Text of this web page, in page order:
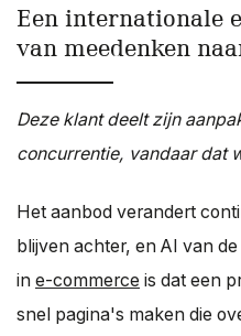
Een internationale
van meedenken
Deze klant deelt zijn
concurrentie, vandaar dat
Het aanbod verandert
blijven achter, en AI van
in e-commerce is dat een
snel pagina's maken die